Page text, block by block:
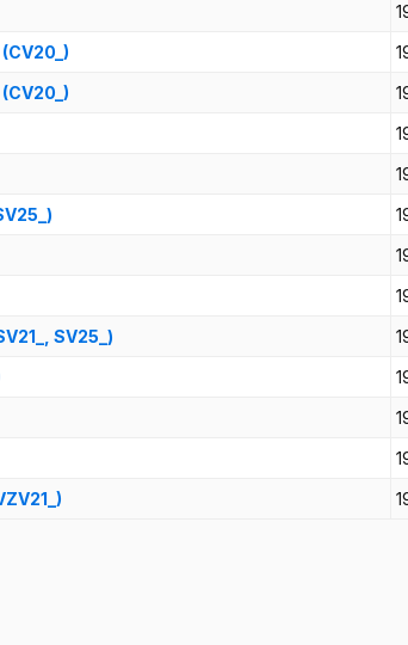
SV25_)